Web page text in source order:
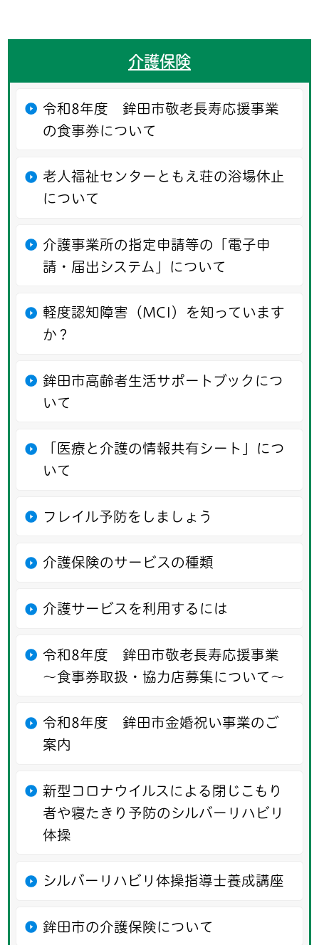
介護保険
令和8年度 鉾田市敬老長寿応援事業
の食事券について
老人福祉センターともえ荘の浴場休止
について
介護事業所の指定申請等の「電子申
請・届出システム」について
軽度認知障害（MCI）を知っています
か？
鉾田市高齢者生活サポートブックにつ
いて
「医療と介護の情報共有シート」につ
いて
フレイル予防をしましょう
介護保険のサービスの種類
介護サービスを利用するには
令和8年度 鉾田市敬老長寿応援事業
〜食事券取扱・協力店募集について〜
令和8年度 鉾田市金婚祝い事業のご
案内
新型コロナウイルスによる閉じこもり
者や寝たきり予防のシルバーリハビリ
体操
シルバーリハビリ体操指導士養成講座
鉾田市の介護保険について